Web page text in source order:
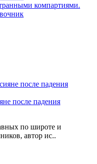
компартиями.
после падения
по широте и
автор ис..